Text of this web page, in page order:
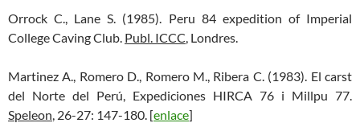
Orrock C., Lane S. (1985). Peru 84 expedition of Imperial
College Caving Club. Publ. ICCC, Londres.
Martinez A., Romero D., Romero M., Ribera C. (1983). El carst
del Norte del Perú, Expediciones HIRCA 76 i Millpu 77.
Speleon, 26-27: 147-180. [enlace]